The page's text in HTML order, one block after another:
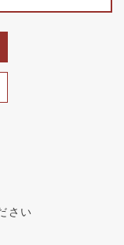
さい